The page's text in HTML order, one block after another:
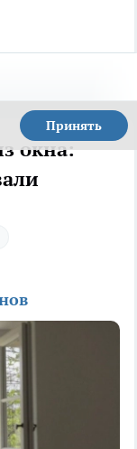
Принять
окна: